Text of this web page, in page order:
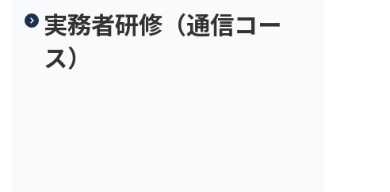
実務者研修（通信コー
ス）